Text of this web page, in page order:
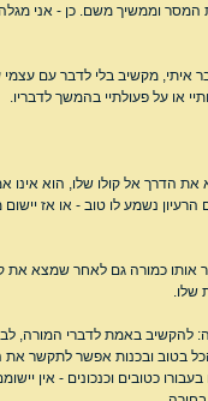
וממשיך משם. כן - אני מגלה
מקשיב בלי לדבר עם עצמי
או על פעולתיי בהמשך לדבריו.
הדרך אל קולו שלו, הוא אינו
הרעיון נשמע לו טוב - או אז
אותו כמורה גם לאחר שמצא את
שלו.
להקשיב באמת לדברי המורה,
בטוב ובכנות אפשר לתקשר את
בעבורו כטובים וכנכונים - אין